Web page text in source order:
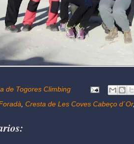
de Togores Climbing
Cresta de Les Coves Cabeço d´Or,